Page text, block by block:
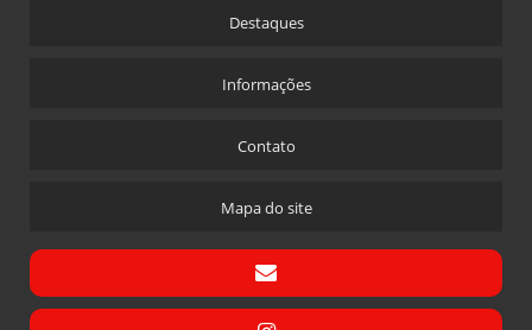
PAINEL ELETRICO PARA CALDEIRA
PEÇAS PARA CALDEIRAS A GAS
PREÇO DE REGULAGEM DE COMBUSTÃO EM QUEIMADORES
PROGRAMADOR PARA CALDEIRA
Destaques
Informações
Contato
Mapa do site